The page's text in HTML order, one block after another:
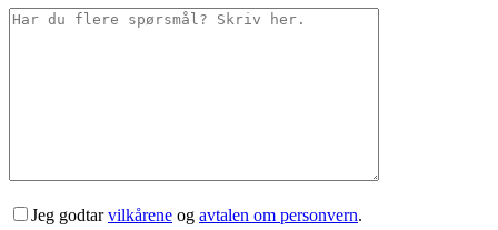
Jeg godtarvilkårene og avtalen om personvern.